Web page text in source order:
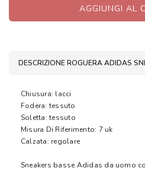
AGGIUNGI AL
DESCRIZIONE ROGUERA ADIDAS
Chiusura: lacci
Fodera: tessuto
Soletta: tessuto
Misura Di Riferimento: 7 uk
Calzata: regolare
Sneakers basse Adidas da uomo